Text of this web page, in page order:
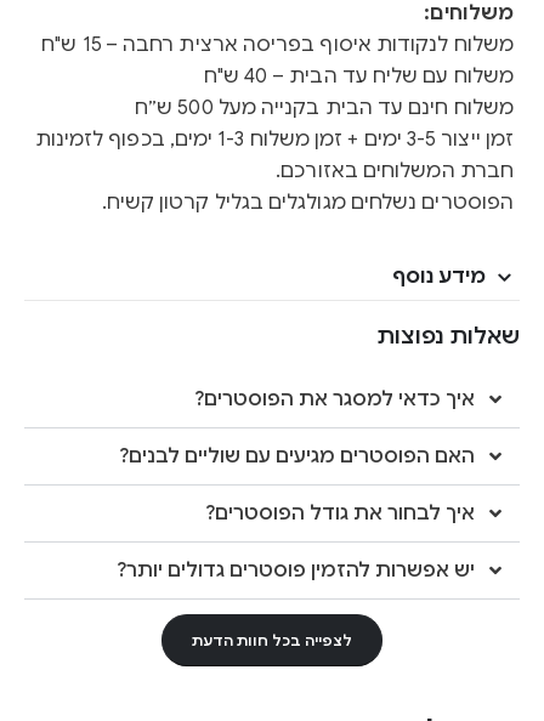
משלוחים:
משלוח לנקודות איסוף בפריסה ארצית רחבה – 15 ש"ח
משלוח עם שליח עד הבית – 40 ש"ח
משלוח חינם עד הבית בקנייה מעל 500 ש״ח
זמן ייצור 3-5 ימים + זמן משלוח 1-3 ימים, בכפוף לזמינות
חברת המשלוחים באזורכם.
הפוסטרים נשלחים מגולגלים בגליל קרטון קשיח.
מידע נוסף
שאלות נפוצות
איך כדאי למסגר את הפוסטרים?
האם הפוסטרים מגיעים עם שוליים לבנים?
איך לבחור את גודל הפוסטרים?
יש אפשרות להזמין פוסטרים גדולים יותר?
לצפייה בכל חוות הדעת